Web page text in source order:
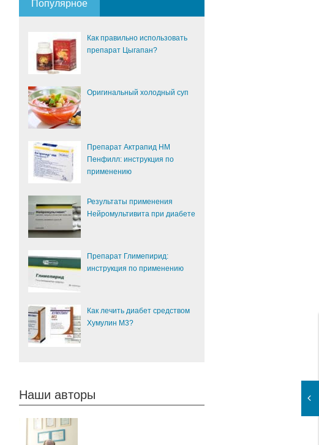
Популярное
Как правильно использовать
препарат Цыгапан?
Оригинальный холодный суп
Препарат Актрапид НМ
Пенфилл: инструкция по
применению
Результаты применения
Нейромультивита при диабете
Препарат Глимепирид:
инструкция по применению
Как лечить диабет средством
Хумулин М3?
Наши авторы